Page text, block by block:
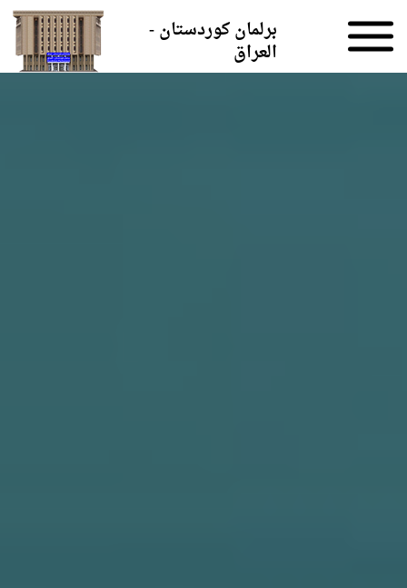
برلمان كوردستان -
العراق